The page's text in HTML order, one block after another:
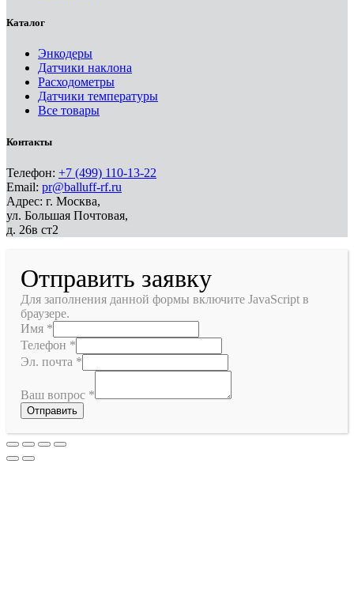
Каталог
Энкодеры
Датчики наклона
Расходометры
Датчики температуры
Все товары
Контакты
Телефон: +7 (499) 110-13-22
Email: pr@balluff-rf.ru
Адрес: г. Москва,
ул. Большая Почтовая,
д. 26в ст2
Отправить заявку
Для заполнения данной формы включите JavaScript в
браузере.
Имя *
Телефон *
Эл. почта *
Ваш вопрос *
Отправить